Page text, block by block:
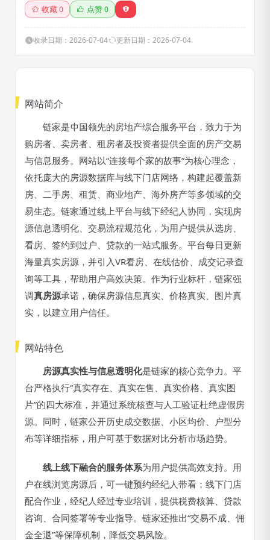
收藏0 点赞0
收录日期：2026-07-04 更新日期：2026-07-04
网站简介
链家是中国领先的房地产综合服务平台，致力于为
购房者、卖房者、租房者及投资者提供全面的房产交易
与信息服务。网站以“连接每个家的故事”为核心理念，
依托庞大的房源数据库与线下门店网络，构建起覆盖新
房、二手房、租赁、商业地产、海外房产等多领域的交
易生态。链家通过线上平台与线下经纪人协同，实现房
源信息透明化、交易流程规范化，为用户提供从选房、
看房、签约到过户、贷款的一站式服务。平台每日更新
海量真实房源，并引入VR看房、在线估价、成交记录查
询等工具，帮助用户高效决策。作为行业标杆，链家强
调真房源承诺，确保房源信息真实、价格真实、图片真
实，以建立用户信任。
网站特色
房源真实性与信息透明化是链家的核心竞争力。平
台严格执行“真实存在、真实在售、真实价格、真实图
片”的四大标准，并通过系统核查与人工验证杜绝虚假房
源。同时，链家公开历史成交数据、小区均价、户型分
布等详细指标，用户可基于数据对比分析市场趋势。
线上线下融合的服务体系为用户提供高效支持。用
户在线浏览房源后，可一键预约经纪人带看；线下门店
配合作业，经纪人经过专业培训，提供税费核算、贷款
咨询、合同签署等专业指导。链家还推出“交易不成、佣
金全退”等保障机制，降低交易风险。